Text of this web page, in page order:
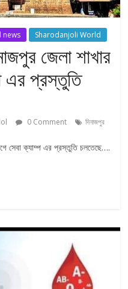
news Sharodanjoli World
জেলা শাখার
এর প্রস্তুতি
0 Comment দিনাজপুর
সেবা ক্যাম্প এর প্রস্তুতি চলতেছে….